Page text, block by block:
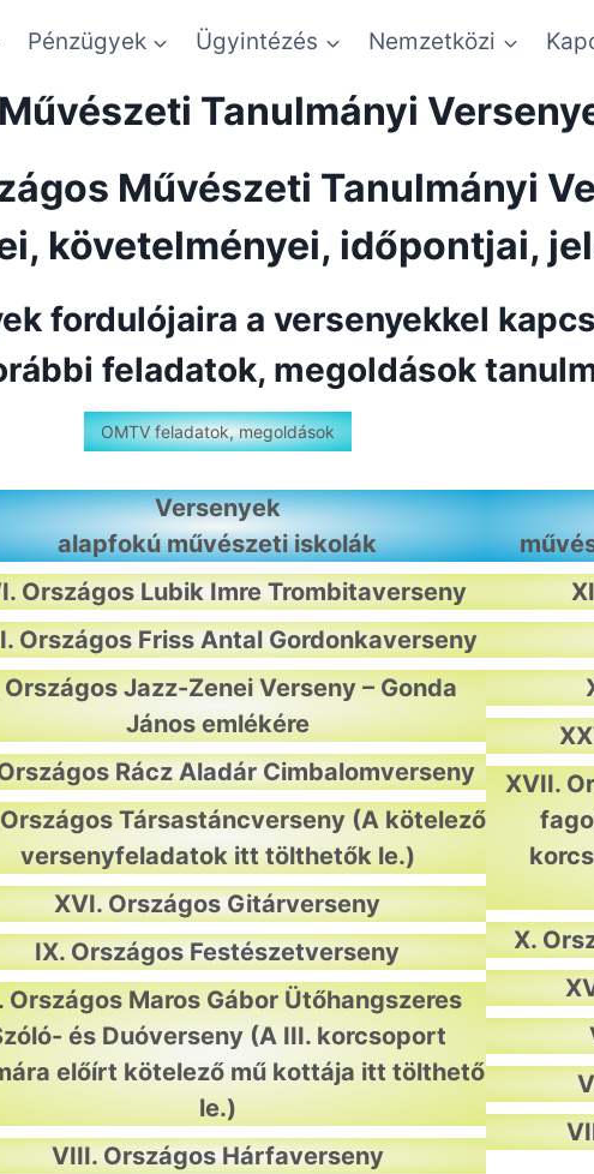
Pénzügyek Ügyintézés Nemzetközi
Tanulmányi
Művészeti Tanulmányi
követelményei, időpontjai,
fordulójaira a versenyekkel
feladatok, megoldások
OMTV feladatok, megoldások
Versenyek
alapfokú művészeti iskolák
Országos Lubik Imre Trombitaverseny
Országos Friss Antal Gordonkaverseny
Országos Jazz-Zenei Verseny – Gonda
János emlékére
Rácz Aladár Cimbalomverseny
Társastáncverseny(A kötelező
versenyfeladatokitt tölthetők le.)
XVI. Országos Gitárverseny
IX. Országos Festészetverseny
Országos Maros Gábor Ütőhangszeres
és Duóverseny (A III. korcsoport
előírt kötelező mű kottája itt tölthető
le.)
VIII. Országos Hárfaverseny
XVII.
X.